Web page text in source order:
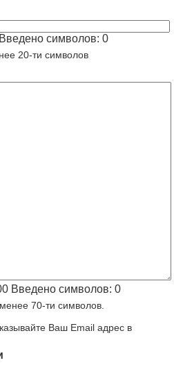
Введено символов: 0
20-ти символов
Введено символов: 0
70-ти символов.
Ваш Email адрес в